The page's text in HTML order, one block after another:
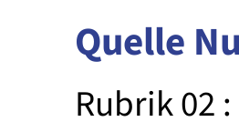
Quelle
Rubrik 02 :